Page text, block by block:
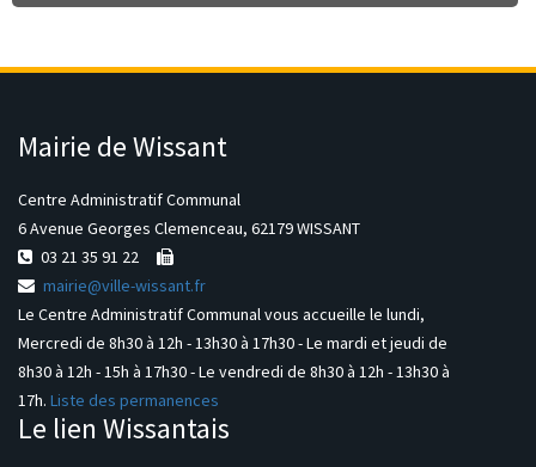
Mairie de Wissant
Centre Administratif Communal
6 Avenue Georges Clemenceau, 62179 WISSANT
03 21 35 91 22
mairie@ville-wissant.fr
Le Centre Administratif Communal vous accueille le lundi,
Mercredi de 8h30 à 12h - 13h30 à 17h30 - Le mardi et jeudi de
8h30 à 12h - 15h à 17h30 - Le vendredi de 8h30 à 12h - 13h30 à
17h. Liste des permanences
Le lien Wissantais